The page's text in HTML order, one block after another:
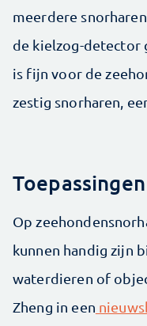
meerdere
de kielzog-detector
is fijn voor de
zestig snorharen,
Toepassingen
Op
kunnen handig zijn
waterdieren of
Zheng in een